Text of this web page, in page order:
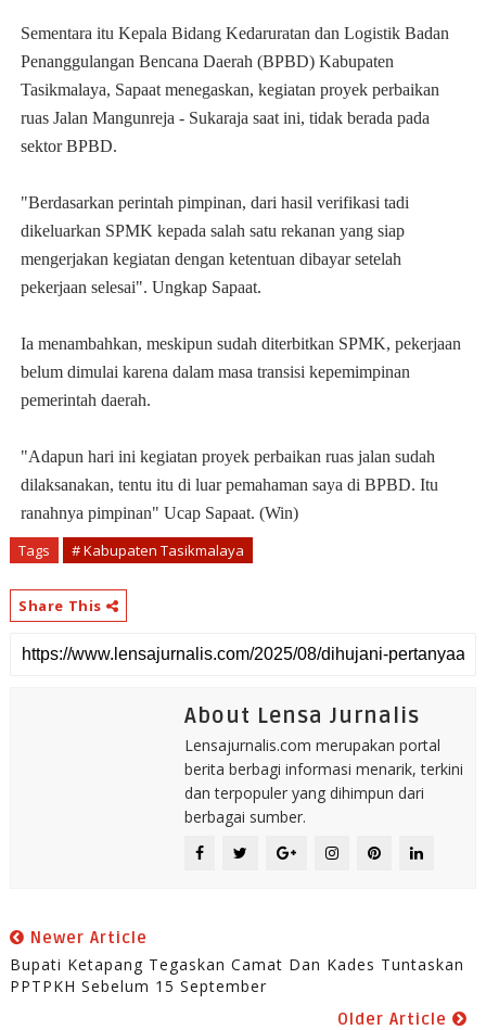
Sementara itu Kepala Bidang Kedaruratan dan Logistik Badan
Penanggulangan Bencana Daerah (BPBD) Kabupaten
Tasikmalaya, Sapaat menegaskan, kegiatan proyek perbaikan
ruas Jalan Mangunreja - Sukaraja saat ini, tidak berada pada
sektor BPBD.
"Berdasarkan perintah pimpinan, dari hasil verifikasi tadi
dikeluarkan SPMK kepada salah satu rekanan yang siap
mengerjakan kegiatan dengan ketentuan dibayar setelah
pekerjaan selesai". Ungkap Sapaat.
Ia menambahkan, meskipun sudah diterbitkan SPMK, pekerjaan
belum dimulai karena dalam masa transisi kepemimpinan
pemerintah daerah.
"Adapun hari ini kegiatan proyek perbaikan ruas jalan sudah
dilaksanakan, tentu itu di luar pemahaman saya di BPBD. Itu
ranahnya pimpinan" Ucap Sapaat. (Win)
Tags # Kabupaten Tasikmalaya
Share This
About Lensa Jurnalis
Lensajurnalis.com merupakan portal
berita berbagi informasi menarik, terkini
dan terpopuler yang dihimpun dari
berbagai sumber.
Newer Article
Bupati Ketapang Tegaskan Camat Dan Kades Tuntaskan
PPTPKH Sebelum 15 September
Older Article